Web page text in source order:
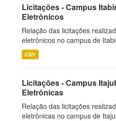
Licitações - Campus
Eletrônicos
Relação das licitações
eletrônicos no campus de
CSV
Licitações - Campus
Eletrônicas
Relação das licitações
eletrônicas no campus de